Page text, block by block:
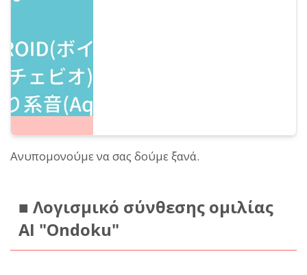
Ανυπομονούμε να σας δούμε ξανά.
■ Λογισμικό σύνθεσης ομιλίας
AI "Ondoku"